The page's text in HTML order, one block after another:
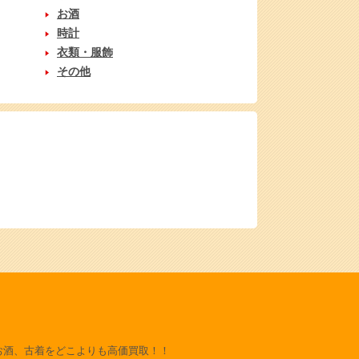
お酒
時計
衣類・服飾
その他
、古着をどこよりも高価買取！！